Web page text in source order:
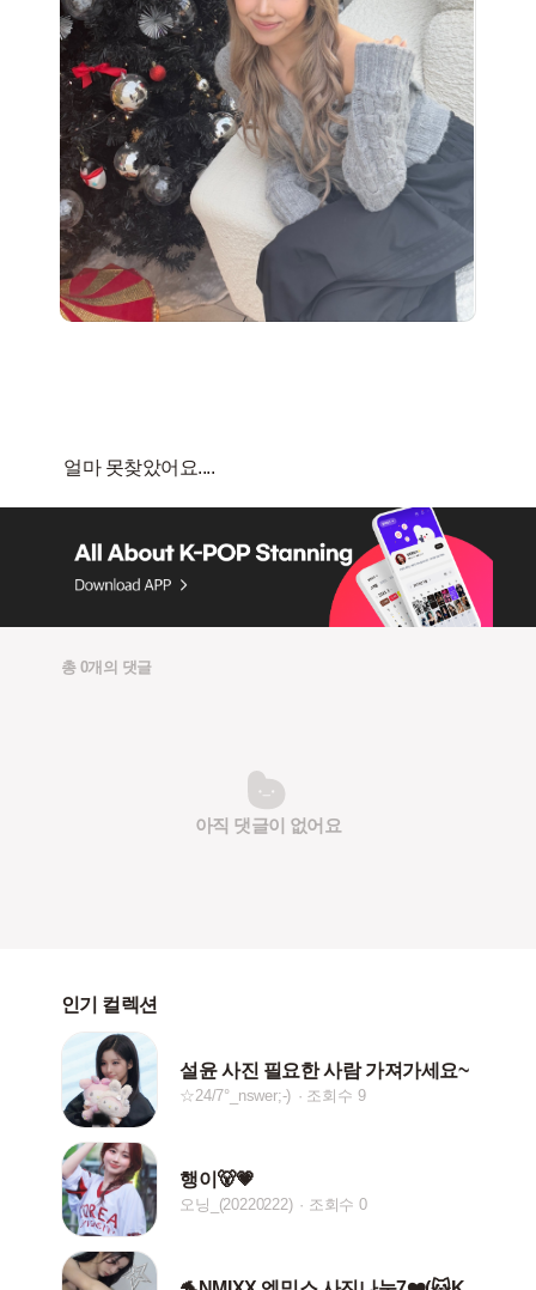
총 0개의 댓글
아직 댓글이 없어요
인기 컬렉션
설윤 사진 필요한 사람 가져가세요~
☆24/7°_nswer;-) 조회수 9
행이🐻💗
오닝_(20220222) 조회수 0